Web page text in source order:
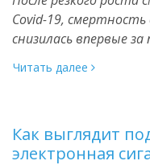
Covid-19,
снизилась впервые
Читать далее
Как выглядит
электронная